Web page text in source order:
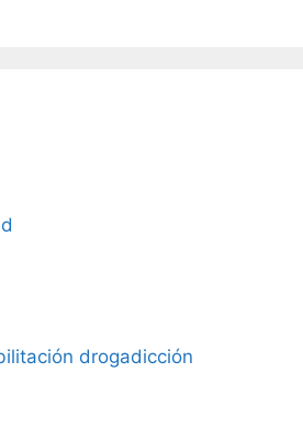
drogadicción